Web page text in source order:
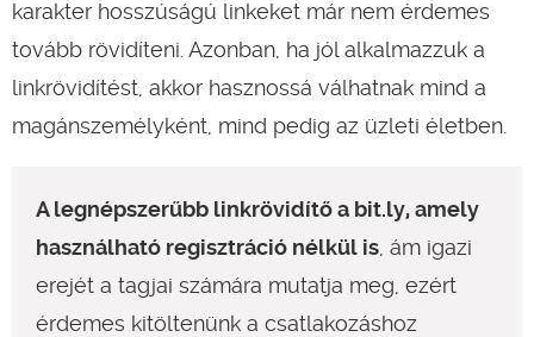
karakter hosszúságú linkeket már nem érdemes
tovább rövidíteni. Azonban, ha jól alkalmazzuk a
linkrövidítést, akkor hasznossá válhatnak mind a
magánszemélyként, mind pedig az üzleti életben.
A legnépszerűbb linkrövidítő a bit.ly, amely
használható regisztráció nélkül is, ám igazi
erejét a tagjai számára mutatja meg, ezért
érdemes kitöltenünk a csatlakozáshoz